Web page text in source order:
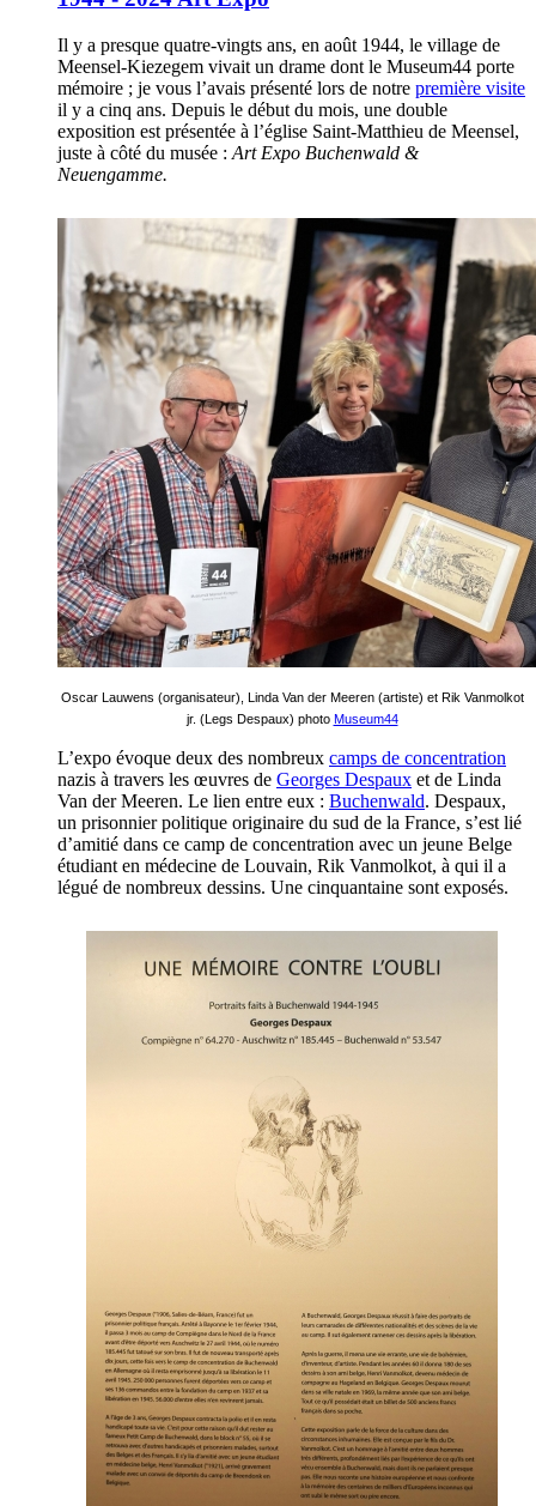
Il y a presque quatre-vingts ans, en août 1944, le village de
Meensel-Kiezegem vivait un drame dont le Museum44 porte
mémoire ; je vous l’avais présenté lors de notre première visite
il y a cinq ans. Depuis le début du mois, une double
exposition est présentée à l’église Saint-Matthieu de Meensel,
juste à côté du musée : Art Expo Buchenwald &
Neuengamme.
Oscar Lauwens (organisateur), Linda Van der Meeren (artiste) et Rik Vanmolkot
jr. (Legs Despaux) photo Museum44
L’expo évoque deux des nombreux camps de concentration
nazis à travers les œuvres de Georges Despaux et de Linda
Van der Meeren. Le lien entre eux : Buchenwald. Despaux,
un prisonnier politique originaire du sud de la France, s’est lié
d’amitié dans ce camp de concentration avec un jeune Belge
étudiant en médecine de Louvain, Rik Vanmolkot, à qui il a
légué de nombreux dessins. Une cinquantaine sont exposés.